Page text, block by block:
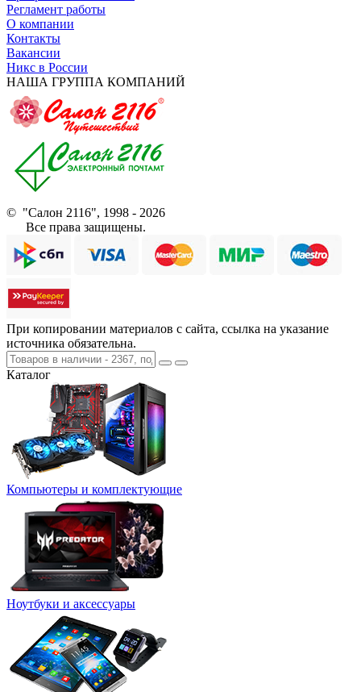
Регламент работы
О компании
Контакты
Вакансии
Никс в России
НАША ГРУППА КОМПАНИЙ
© "Салон 2116", 1998 - 2026
Все права защищены.
При копировании материалов с сайта, ссылка на указание
источника обязательна.
Каталог
Компьютеры и комплектующие
Ноутбуки и аксессуары